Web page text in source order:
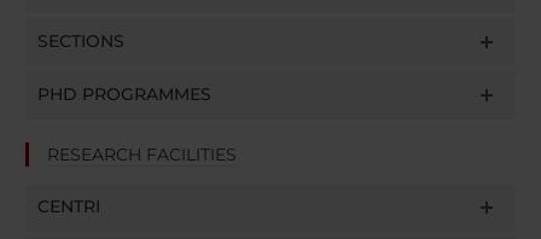
SECTIONS
PHD PROGRAMMES
RESEARCH FACILITIES
CENTRI